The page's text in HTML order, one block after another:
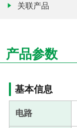
关联产品
产品参数
基本信息
电路